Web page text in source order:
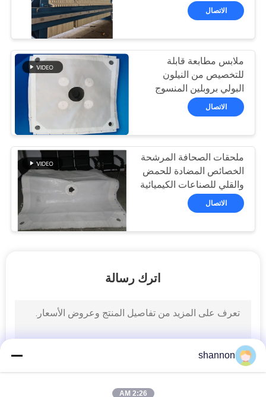
والمسالخ وتجهيز الأغذية
الاتصال
ملابس مطابعة قابلة
للتخصيص من النيلون
البولي بروبلين المنسوج
المستخدمة في إزالة الماء
من الوحل
الاتصال
ملحقات الصحافة المرشحة
الخصائص المضادة للحمض
والقلي للصناعات الكيميائية
الاتصال
اترك رسالة
shannon
2:26 AM